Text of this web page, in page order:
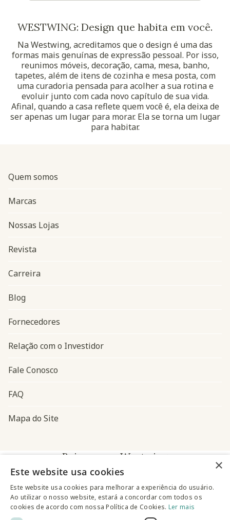
WESTWING: Design que habita em você.
Na Westwing, acreditamos que o design é uma das
formas mais genuínas de expressão pessoal. Por isso,
reunimos móveis, decoração, cama, mesa, banho,
tapetes, além de itens de cozinha e mesa posta, com
uma curadoria pensada para acolher a sua rotina e
evoluir junto com cada novo capítulo de sua vida.
Afinal, quando a casa reflete quem você é, ela deixa de
ser apenas um lugar para morar. Ela se torna um lugar
para habitar.
Navegação do rodapé
Quem somos
Marcas
Nossas Lojas
Revista
Carreira
Blog
Fornecedores
Relação com o Investidor
Fale Conosco
FAQ
Mapa do Site
Baixe o app Westwing
×
Este website usa cookies
Este website usa cookies para melhorar a experiência do usuário.
Ao utilizar o nosso website, estará a concordar com todos os
cookies de acordo com nossa Política de Cookies. Ler mais